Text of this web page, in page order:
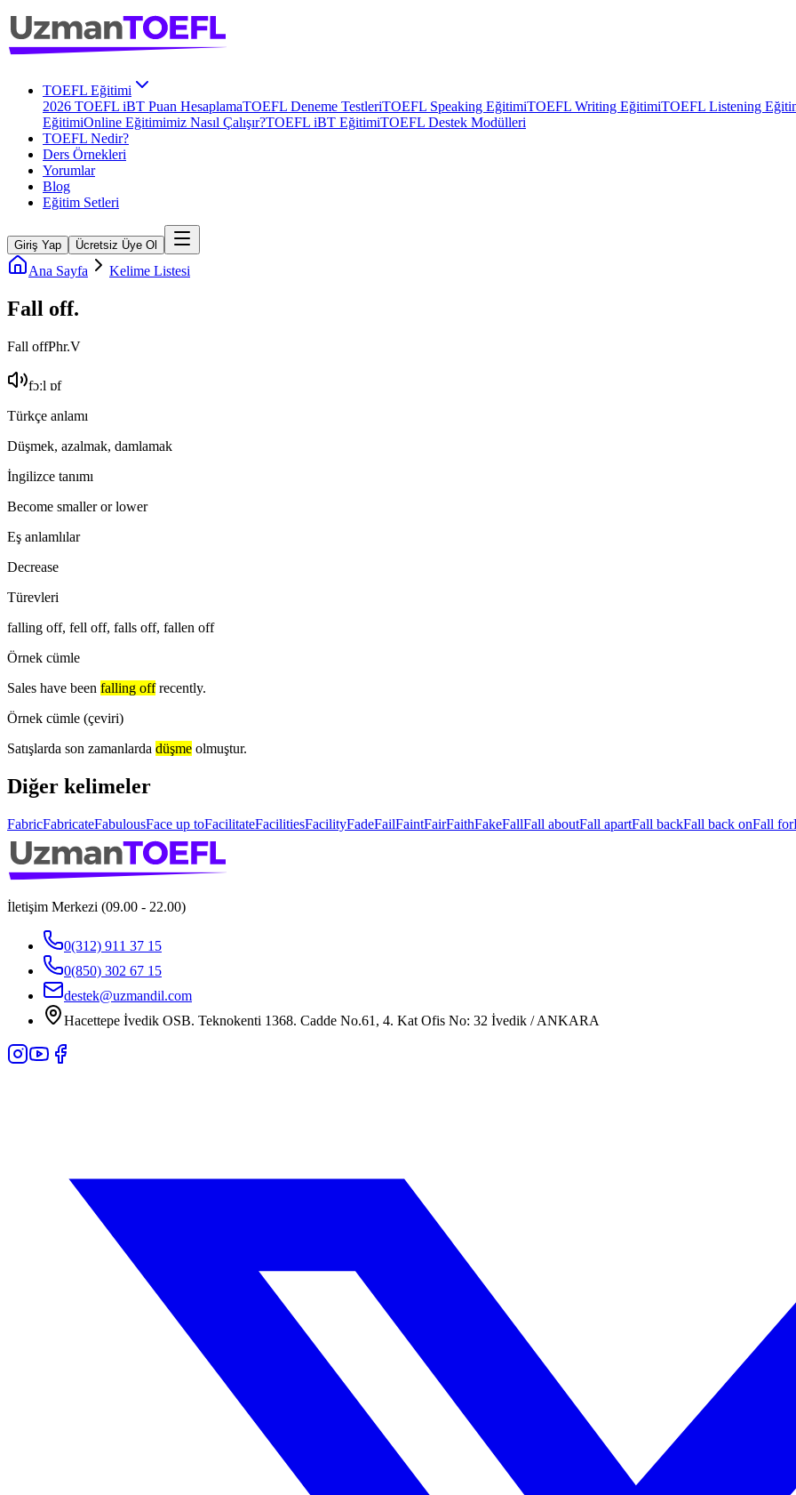
TOEFL Eğitimi
2026 TOEFL iBT Puan HesaplamaTOEFL Deneme TestleriTOEFL Speaking EğitimiTOEFL Writing EğitimiTOEFL Listening
EğitimiOnline Eğitimimiz Nasıl Çalışır?TOEFL iBT EğitimiTOEFL Destek Modülleri
TOEFL Nedir?
Ders Örnekleri
Yorumlar
Blog
Eğitim Setleri
Giriş Yap Ücretsiz Üye Ol
Ana Sayfa Kelime Listesi
Fall off.
Fall offPhr.V
fɔːl ɒf
Türkçe anlamı
Düşmek, azalmak, damlamak
İngilizce tanımı
Become smaller or lower
Eş anlamlılar
Decrease
Türevleri
falling off, fell off, falls off, fallen off
Örnek cümle
Sales have been falling off recently.
Örnek cümle (çeviri)
Satışlarda son zamanlarda düşme olmuştur.
Diğer kelimeler
FabricFabricateFabulousFace up toFacilitateFacilitiesFacilityFadeFailFaintFairFaithFakeFallFall aboutFall apartFall backFall back onFall for
İletişim Merkezi (09.00 - 22.00)
0(312) 911 37 15
0(850) 302 67 15
destek@uzmandil.com
Hacettepe İvedik OSB. Teknokenti 1368. Cadde No.61, 4. Kat Ofis No: 32 İvedik / ANKARA